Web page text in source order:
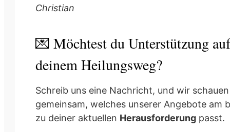
Christian
💌 Möchtest du Unterstützung auf
deinem Heilungsweg?
Schreib uns eine Nachricht, und wir schauen
gemeinsam, welches unserer Angebote am
zu deiner aktuellen Herausforderung passt.